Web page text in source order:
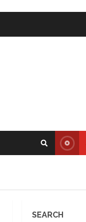
SEARCH